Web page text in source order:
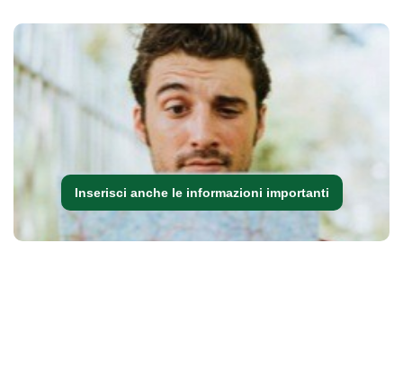
Inserisci anche le informazioni importanti